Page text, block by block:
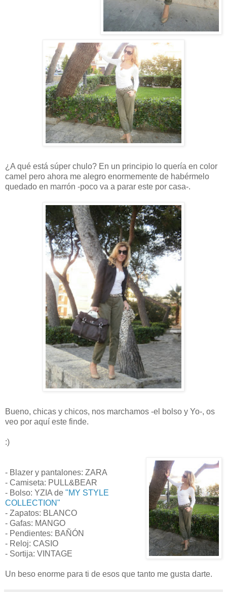
¿A qué está súper chulo? En un principio lo quería en color
camel pero ahora me alegro enormemente de habérmelo
quedado en marrón -poco va a parar este por casa-.
Bueno, chicas y chicos, nos marchamos -el bolso y Yo-, os
veo por aquí este finde.
:)
- Blazer y pantalones: ZARA
- Camiseta: PULL&BEAR
- Bolso: YZIA de "MY STYLE
COLLECTION"
- Zapatos: BLANCO
- Gafas: MANGO
- Pendientes: BAÑÓN
- Reloj: CASIO
- Sortija: VINTAGE
Un beso enorme para ti de esos que tanto me gusta darte.